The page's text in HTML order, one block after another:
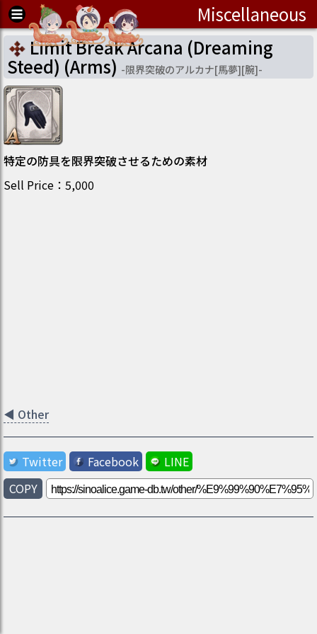
Miscellaneous
Limit Break Arcana (Dreaming
Steed) (Arms) -限界突破のアルカナ[馬夢][腕]-
特定の防具を限界突破させるための素材
Sell Price ： 5,000
◀ Other
Twitter Facebook
LINE
COPY